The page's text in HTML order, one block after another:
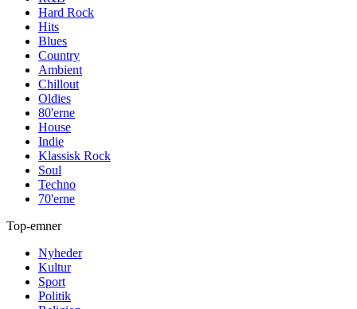
Hard Rock
Hits
Blues
Country
Ambient
Chillout
Oldies
80'erne
House
Indie
Klassisk Rock
Soul
Techno
70'erne
Top-emner
Nyheder
Kultur
Sport
Politik